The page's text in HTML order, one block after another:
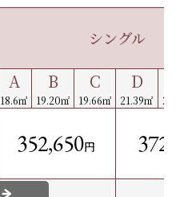
シングル
A
18.6㎡
B
19.20㎡
C
19.66㎡
D
21.39㎡
352,650円